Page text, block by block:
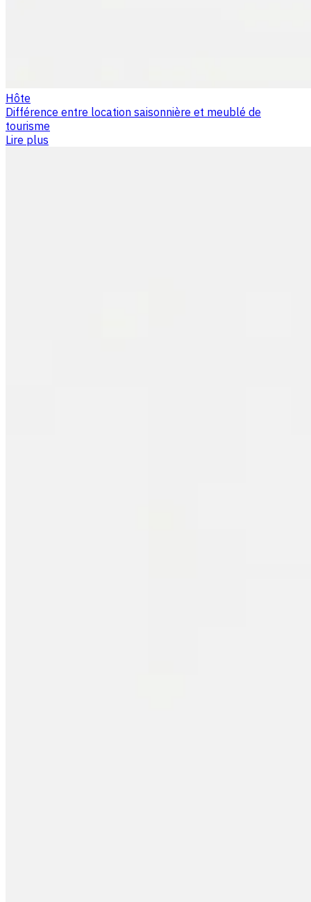
Hôte
Différence entre location saisonnière et meublé de
tourisme
Lire plus